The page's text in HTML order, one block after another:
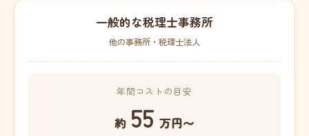
一般的な税理士事務所
他の事務所・税理士法人
年間コストの目安
約 55 万円〜